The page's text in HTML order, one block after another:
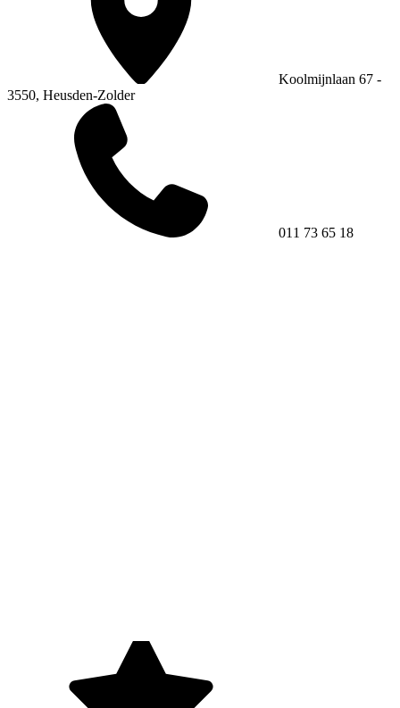
Koolmijnlaan 67 -
3550, Heusden-Zolder
011 73 65 18